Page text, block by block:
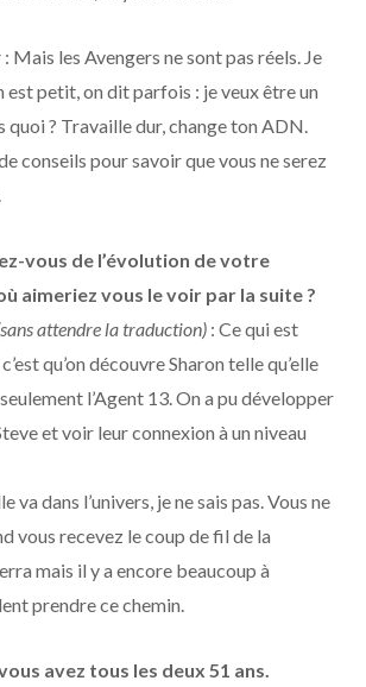
: Mais les Avengers ne sont pas réels. Je
est petit, on dit parfois : je veux être un
quoi ? Travaille dur, change ton ADN.
conseils pour savoir que vous ne serez
vous de l’évolution de votre
aimeriez vous le voir par la suite ?
attendre la traduction) : Ce qui est
qu’on découvre Sharon telle qu’elle
seulement l’Agent 13. On a pu développer
et voir leur connexion à un niveau
va dans l’univers, je ne sais pas. Vous ne
vous recevez le coup de fil de la
mais il y a encore beaucoup à
prendre ce chemin.
avez tous les deux 51 ans.